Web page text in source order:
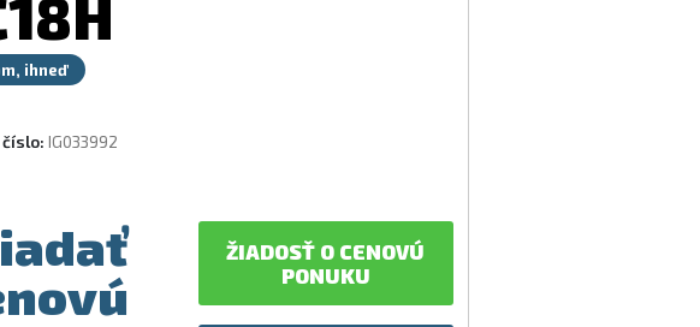
ihneď
IG033992
ŽIADOSŤ O CENOVÚ
PONUKU